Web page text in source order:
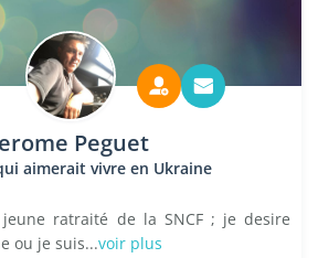
Peguet
aimerait vivre en Ukraine
ratraité de la SNCF ; je desire
ou je suis...voir plus